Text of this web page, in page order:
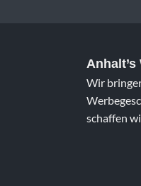
Wir
schaffen